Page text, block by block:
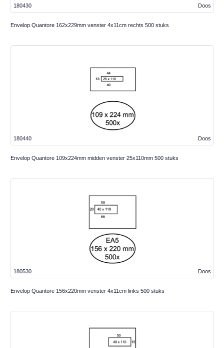
Doos
180430
Envelop Quantore 162x229mm venster 4x11cm rechts 500 stuks
Doos
180440
Envelop Quantore 109x224mm midden venster 25x110mm 500 stuks
Doos
180530
Envelop Quantore 156x220mm venster 4x11cm links 500 stuks